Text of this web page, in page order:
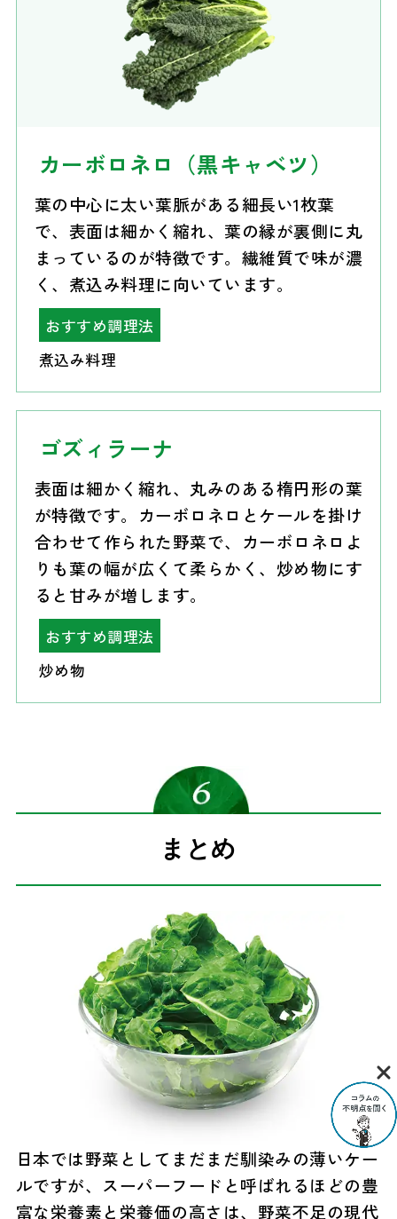
カーボロネロ（黒キャベツ）
葉の中心に太い葉脈がある細長い1枚葉
で、表面は細かく縮れ、葉の縁が裏側に丸
まっているのが特徴です。繊維質で味が濃
く、煮込み料理に向いています。
おすすめ調理法
煮込み料理
ゴズィラーナ
表面は細かく縮れ、丸みのある楕円形の葉
が特徴です。カーボロネロとケールを掛け
合わせて作られた野菜で、カーボロネロよ
りも葉の幅が広くて柔らかく、炒め物にす
ると甘みが増します。
おすすめ調理法
炒め物
まとめ
日本では野菜としてまだまだ馴染みの薄いケー
ルですが、スーパーフードと呼ばれるほどの豊
富な栄養素と栄養価の高さは、野菜不足の現代